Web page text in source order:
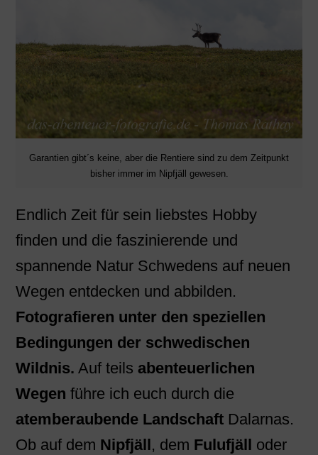
Garantien gibt´s keine, aber die Rentiere sind zu dem Zeitpunkt
bisher immer im Nipfjäll gewesen.
Endlich Zeit für sein liebstes Hobby
finden und die faszinierende und
spannende Natur Schwedens auf neuen
Wegen entdecken und abbilden.
Fotografieren unter den speziellen
Bedingungen der schwedischen
Wildnis. Auf teils abenteuerlichen
Wegen führe ich euch durch die
atemberaubende LandschaftDalarnas.
Ob auf dem Nipfjäll, dem Fulufjäll oder